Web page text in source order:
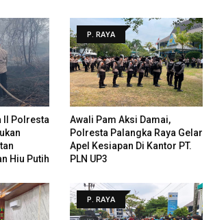
II Polresta
Hiu Putih
P. RAYA
Awali Pam Aksi Damai,
Polresta Palangka Raya Gelar
Apel Kesiapan Di Kantor PT.
PLN UP3
P. RAYA